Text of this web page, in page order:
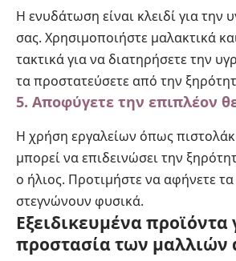
Η ενυδάτωση είναι κλειδί για την
σας. Χρησιμοποιήστε μαλακτικά
τακτικά για να διατηρήσετε την
τα προστατεύσετε από την
5. Αποφύγετε την επιπλέον
Η χρήση εργαλείων όπως
μπορεί να επιδεινώσει την
ο ήλιος. Προτιμήστε να αφήνετε
στεγνώνουν φυσικά.
Εξειδικευμένα προϊόντα
προστασία των μαλλιών